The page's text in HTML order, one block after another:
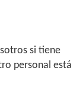
si tiene
personal está